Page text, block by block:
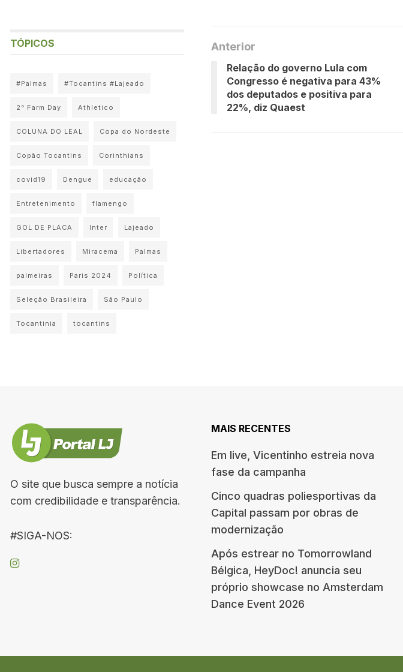
Anterior
Relação do governo Lula com
Congresso é negativa para 43%
dos deputados e positiva para
22%, diz Quaest
TÓPICOS
#Palmas #Tocantins #Lajeado
2° Farm Day Athletico
COLUNA DO LEAL Copa do Nordeste
Copão Tocantins Corinthians
covid19 Dengue educação
Entretenimento flamengo
GOL DE PLACA Inter Lajeado
Libertadores Miracema Palmas
palmeiras Paris 2024 Política
Seleção Brasileira São Paulo
Tocantinia tocantins
O site que busca sempre a notícia
com credibilidade e transparência.
#SIGA-NOS:
MAIS RECENTES
Em live, Vicentinho estreia nova
fase da campanha
Cinco quadras poliesportivas da
Capital passam por obras de
modernização
Após estrear no Tomorrowland
Bélgica, HeyDoc! anuncia seu
próprio showcase no Amsterdam
Dance Event 2026